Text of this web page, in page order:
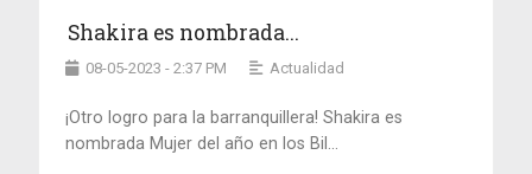
Shakira es nombrada...
08-05-2023 - 2:37 PM Actualidad
¡Otro logro para la barranquillera! Shakira es
nombrada Mujer del año en los Bil...